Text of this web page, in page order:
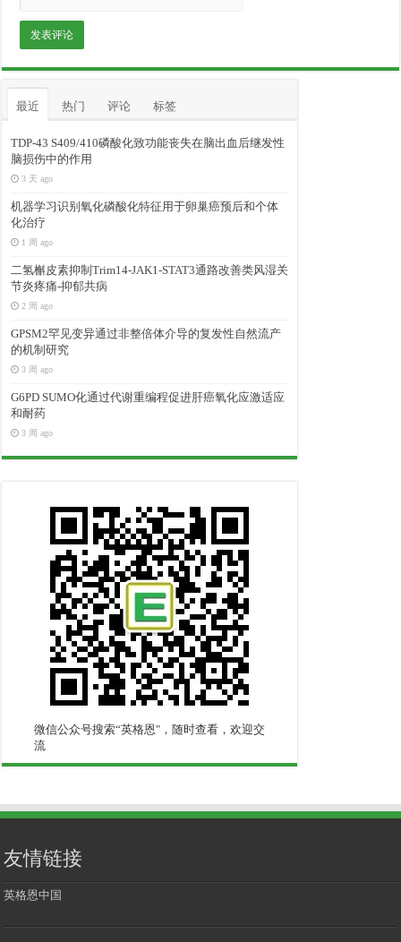
最近 热门 评论 标签
TDP-43 S409/410磷酸化致功能丧失在脑出血后继发性
脑损伤中的作用
3 天 ago
机器学习识别氧化磷酸化特征用于卵巢癌预后和个体
化治疗
1 周 ago
二氢槲皮素抑制Trim14-JAK1-STAT3通路改善类风湿关
节炎疼痛-抑郁共病
2 周 ago
GPSM2罕见变异通过非整倍体介导的复发性自然流产
的机制研究
3 周 ago
G6PD SUMO化通过代谢重编程促进肝癌氧化应激适应
和耐药
3 周 ago
微信公众号搜索“英格恩"，随时查看，欢迎交
流
友情链接
英格恩中国